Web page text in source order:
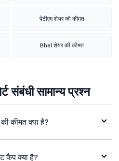
पेटीएम शेयर की कीमत
Bhel शेयर की कीमत
संबंधी सामान्य प्रश्न
कीमत क्या है?
कैप क्या है?